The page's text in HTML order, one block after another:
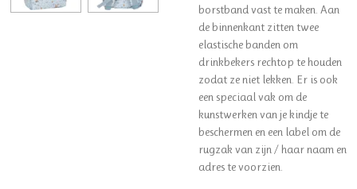
borstband vast te maken. Aan
de binnenkant zitten twee
elastische banden om
drinkbekers rechtop te houden
zodat ze niet lekken. Er is ook
een speciaal vak om de
kunstwerken van je kindje te
beschermen en een label om de
rugzak van zijn / haar naam en
adres te voorzien.